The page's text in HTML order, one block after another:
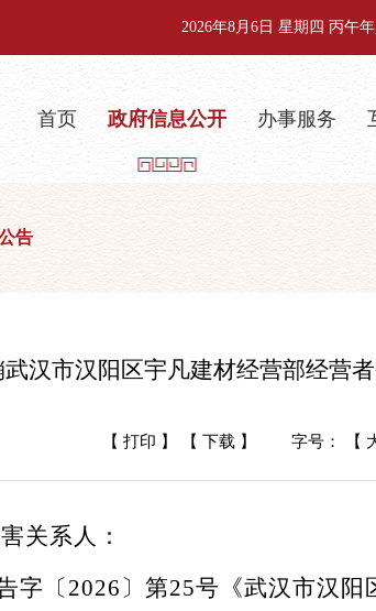
2026年8月6日 星期四 丙午
首页 政府信息公开 办事服务
告
汉市汉阳区宇凡建材经营部经营
【 打印 】 【 下载 】 字号： 【
关系人：
字〔2026〕第25号《武汉市汉